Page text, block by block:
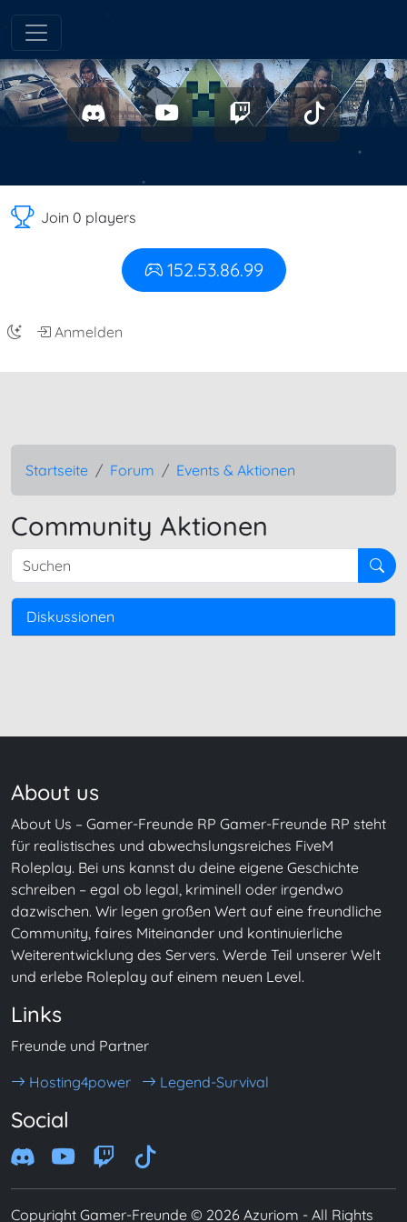
Join 0 players
152.53.86.99
Anmelden
Startseite Forum Events & Aktionen
Community Aktionen
Suchen
Diskussionen
About us
About Us – Gamer-Freunde RP Gamer-Freunde RP steht
für realistisches und abwechslungsreiches FiveM
Roleplay. Bei uns kannst du deine eigene Geschichte
schreiben – egal ob legal, kriminell oder irgendwo
dazwischen. Wir legen großen Wert auf eine freundliche
Community, faires Miteinander und kontinuierliche
Weiterentwicklung des Servers. Werde Teil unserer Welt
und erlebe Roleplay auf einem neuen Level.
Links
Freunde und Partner
Hosting4power
Legend-Survival
Social
Copyright Gamer-Freunde © 2026 Azuriom - All Rights